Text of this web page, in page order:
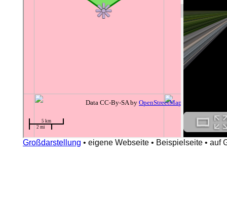
Großdarstellung • eigene Webseite • Beispielseite • auf